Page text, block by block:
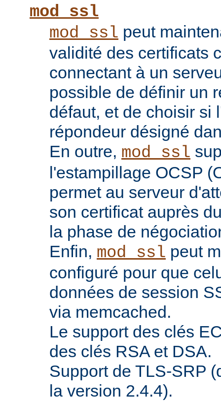
mod_ssl
mod_ssl peut
validité des certificats
connectant à un
possible de définir un
défaut, et de choisir si
répondeur désigné
En outre, mod_ssl
l'estampillage OCSP
permet au serveur
son certificat auprès
la phase de
Enfin, mod_ssl peut
configuré pour que
données de session
via memcached.
Le support des clés
des clés RSA et DSA.
Support de TLS-SRP
la version 2.4.4).